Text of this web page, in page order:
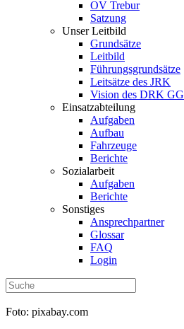
OV Trebur
Satzung
Unser Leitbild
Grundsätze
Leitbild
Führungsgrundsätze
Leitsätze des JRK
Vision des DRK GG
Einsatzabteilung
Aufgaben
Aufbau
Fahrzeuge
Berichte
Sozialarbeit
Aufgaben
Berichte
Sonstiges
Ansprechpartner
Glossar
FAQ
Login
Foto: pixabay.com